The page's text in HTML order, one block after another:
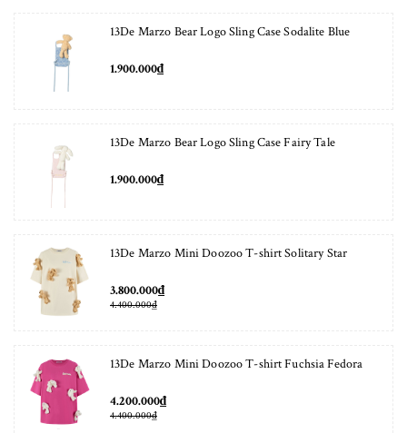
13De Marzo Bear Logo Sling Case Sodalite Blue
1.900.000₫
13De Marzo Bear Logo Sling Case Fairy Tale
1.900.000₫
13De Marzo Mini Doozoo T-shirt Solitary Star
3.800.000₫
4.400.000₫
13De Marzo Mini Doozoo T-shirt Fuchsia Fedora
4.200.000₫
4.400.000₫